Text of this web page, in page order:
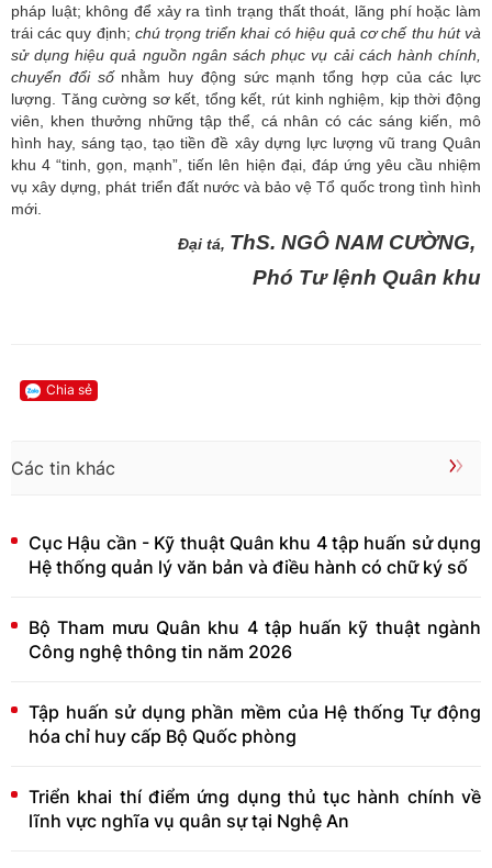
pháp luật; không để xảy ra tình trạng thất thoát, lãng phí hoặc làm
trái các quy định; chú trọng triển khai có hiệu quả cơ chế thu hút và
sử dụng hiệu quả nguồn ngân sách phục vụ cải cách hành chính,
chuyển đổi số nhằm huy động sức mạnh tổng hợp của các lực
lượng. Tăng cường sơ kết, tổng kết, rút kinh nghiệm, kịp thời động
viên, khen thưởng những tập thể, cá nhân có các sáng kiến, mô
hình hay, sáng tạo, tạo tiền đề xây dựng lực lượng vũ trang Quân
khu 4 “tinh, gọn, mạnh”, tiến lên hiện đại, đáp ứng yêu cầu nhiệm
vụ xây dựng, phát triển đất nước và bảo vệ Tổ quốc trong tình hình
mới.
Đại tá, ThS. NGÔ NAM CƯỜNG,
Phó Tư lệnh Quân khu
Chia sẻ
Các tin khác
Cục Hậu cần - Kỹ thuật Quân khu 4 tập huấn sử dụng
Hệ thống quản lý văn bản và điều hành có chữ ký số
Bộ Tham mưu Quân khu 4 tập huấn kỹ thuật ngành
Công nghệ thông tin năm 2026
Tập huấn sử dụng phần mềm của Hệ thống Tự động
hóa chỉ huy cấp Bộ Quốc phòng
Triển khai thí điểm ứng dụng thủ tục hành chính về
lĩnh vực nghĩa vụ quân sự tại Nghệ An